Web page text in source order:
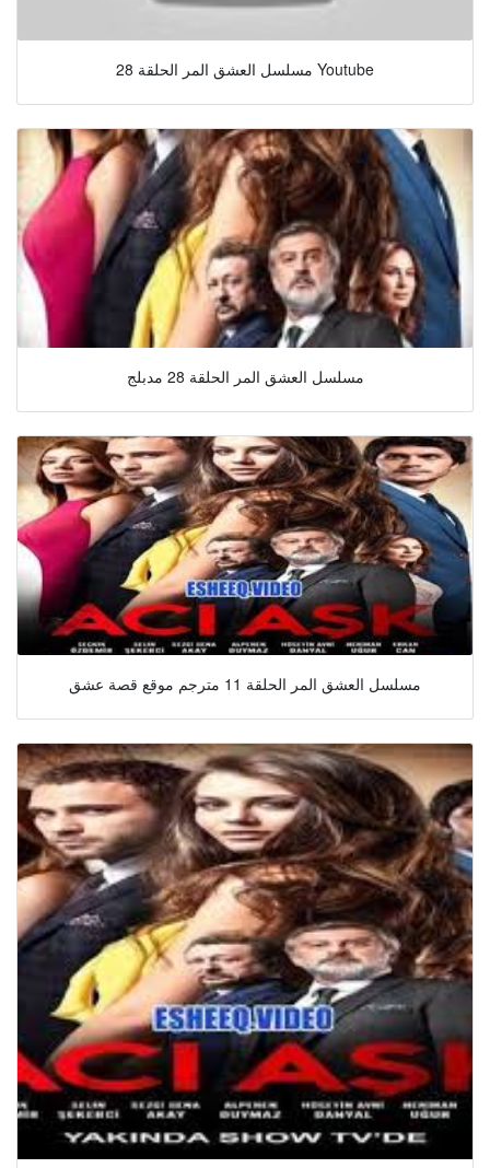
مسلسل العشق المر الحلقة 28 Youtube
مسلسل العشق المر الحلقة 28 مدبلج
مسلسل العشق المر الحلقة 11 مترجم موقع قصة عشق